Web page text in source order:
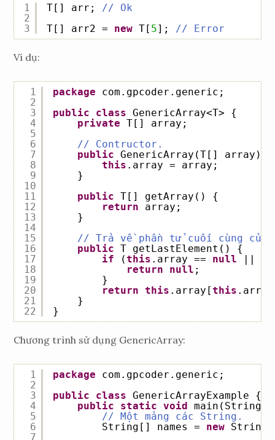
1
2
3
T[] arr; // Ok
T[] arr2 = new T[ 5]; // Error
Ví dụ:
1
2
3
4
5
6
7
8
9
10
11
12
13
14
15
16
17
18
19
20
21
22
package
com.gpcoder.generic;
public
class GenericArray<T> {
private T[] array;
// Contructor.
public GenericArray(T[] array) {
this .array = array;
}
public T[] getArray() {
return
array;
}
// Trả về phần tử cuối cùng của
public T getLastElement() {
if
(this .array == null ||
return
null ;
}
return this .array[this
}
}
Chương trình sử dụng GenericArray:
1
2
3
4
5
6
7
package
com.gpcoder.generic;
public
class GenericArrayExample {
public
static void
// Một mảng các String.
String[] names = new